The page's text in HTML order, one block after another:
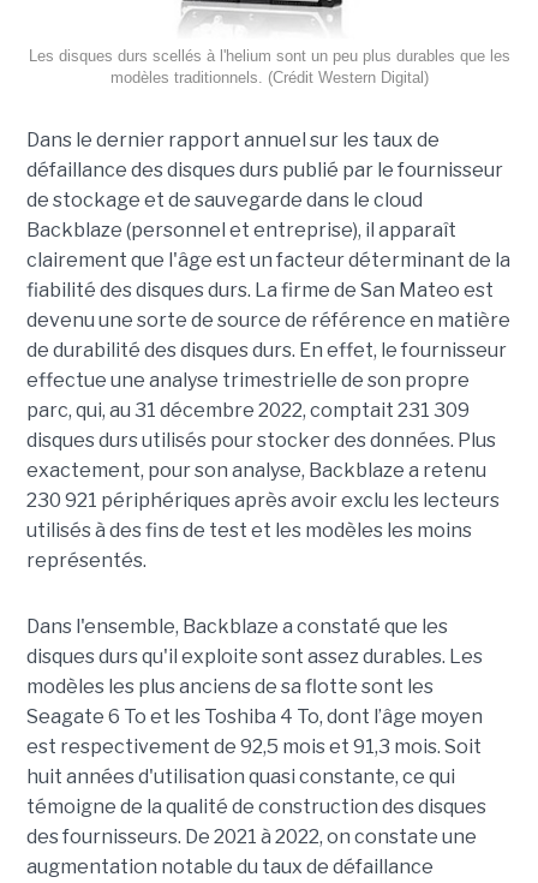
Les disques durs scellés à l'helium sont un peu plus durables que les
modèles traditionnels. (Crédit Western Digital)
Dans le dernier rapport annuel sur les taux de
défaillance des disques durs publié par le fournisseur
de stockage et de sauvegarde dans le cloud
Backblaze (personnel et entreprise), il apparaît
clairement que l'âge est un facteur déterminant de la
fiabilité des disques durs. La firme de San Mateo est
devenu une sorte de source de référence en matière
de durabilité des disques durs. En effet, le fournisseur
effectue une analyse trimestrielle de son propre
parc, qui, au 31 décembre 2022, comptait 231 309
disques durs utilisés pour stocker des données. Plus
exactement, pour son analyse, Backblaze a retenu
230 921 périphériques après avoir exclu les lecteurs
utilisés à des fins de test et les modèles les moins
représentés.
Dans l'ensemble, Backblaze a constaté que les
disques durs qu'il exploite sont assez durables. Les
modèles les plus anciens de sa flotte sont les
Seagate 6 To et les Toshiba 4 To, dont l’âge moyen
est respectivement de 92,5 mois et 91,3 mois. Soit
huit années d'utilisation quasi constante, ce qui
témoigne de la qualité de construction des disques
des fournisseurs. De 2021 à 2022, on constate une
augmentation notable du taux de défaillance